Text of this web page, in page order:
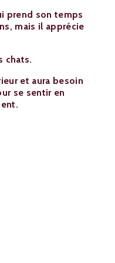
prend son temps
mais il apprécie
chats.
et aura besoin
se sentir en